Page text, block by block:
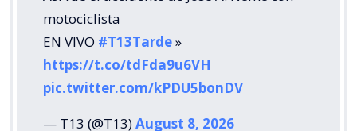
motociclista
EN VIVO #T13Tarde»
https://t.co/tdFda9u6VH
pic.twitter.com/kPDU5bonDV
— T13 (@T13)August 8, 2026